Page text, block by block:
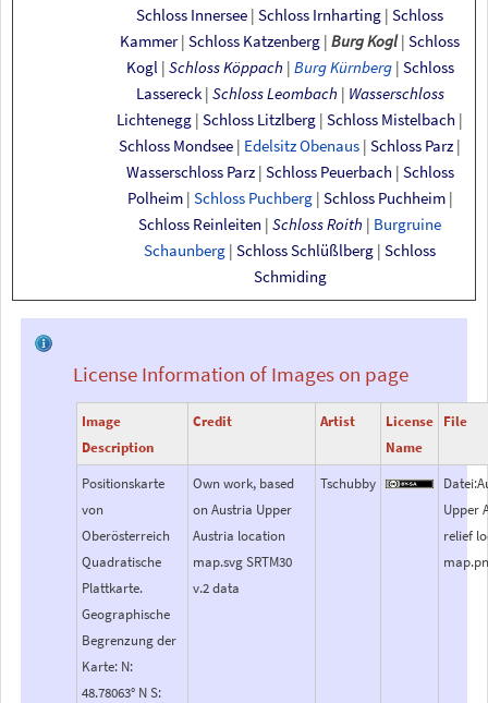
Schloss Innersee | Schloss Irnharting | Schloss
Kammer | Schloss Katzenberg | Burg Kogl | Schloss
Kogl | Schloss Köppach | Burg Kürnberg | Schloss
Lassereck | Schloss Leombach | Wasserschloss
Lichtenegg | Schloss Litzlberg | Schloss Mistelbach |
Schloss Mondsee | Edelsitz Obenaus | Schloss Parz |
Wasserschloss Parz | Schloss Peuerbach | Schloss
Polheim | Schloss Puchberg | Schloss Puchheim |
Schloss Reinleiten | Schloss Roith | Burgruine
Schaunberg | Schloss Schlüßlberg | Schloss
Schmiding
License Information of Images on page
Image
Description
Credit Artist
License
Name
File
Positionskarte
von
Oberösterreich
Quadratische
Plattkarte.
Geographische
Begrenzung der
Karte: N:
48.78063° N S:
Own work, based
on Austria Upper
Austria location
map.svg SRTM30
v.2 data
Tschubby
Upper
relief